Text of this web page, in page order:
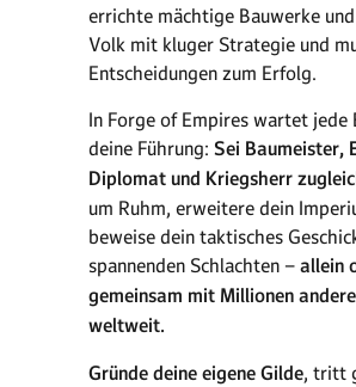
errichte mächtige Bauwerke
Volk mit kluger Strategie und
Entscheidungen zum Erfolg.
In Forge of Empires wartet jede
deine Führung: Sei Baumeister,
Diplomat und Kriegsherr
um Ruhm, erweitere dein
beweise dein taktisches
spannenden Schlachten – allein
gemeinsam mit Millionen
weltweit.
Gründe deine eigene Gilde, tritt